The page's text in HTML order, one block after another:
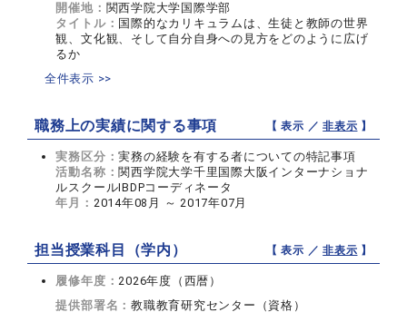
開催地： 関西学院大学国際学部
タイトル： 国際的なカリキュラムは、生徒と教師の世界
観、文化観、そして自分自身への見方をどのように広げ
るか
全件表示 >>
職務上の実績に関する事項 【 表示 ／非表示 】
実務区分：実務の経験を有する者についての特記事項
活動名称： 関西学院大学千里国際大阪インターナショナ
ルスクールIBDPコーディネータ
年月： 2014年08月 ～ 2017年07月
担当授業科目（学内） 【 表示 ／非表示 】
履修年度：2026年度（西暦）
提供部署名：教職教育研究センター（資格）